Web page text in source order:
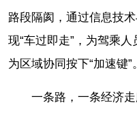
路段隔阂，通过信息技
现“车过即走”，为驾乘
为区域协同按下“加速键”。
一条路，一条经济走